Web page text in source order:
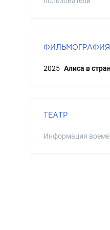
ФИЛЬМОГРАФИЯ
2025 Алиса в
ТЕАТР
Информация